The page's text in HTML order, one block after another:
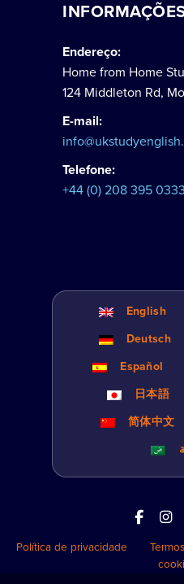
Endereço:
Home from Home
124 Middleton Rd,
E-mail:
Telefone:
+44 (0) 208 395 0333
English
Deutsch
Español
日本語
简体中文
Política de privacidade